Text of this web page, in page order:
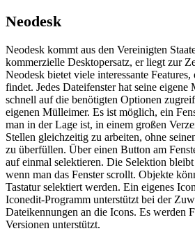
Neodesk
Neodesk kommt aus den Vereinigten
kommerzielle Desktopersatz, er liegt zur
Neodesk bietet viele interessante
findet. Jedes Dateifenster hat seine eigene
schnell auf die benötigten Optionen
eigenen Mülleimer. Es ist möglich, ein
man in der Lage ist, in einem großen
Stellen gleichzeitig zu arbeiten, ohne
zu überfüllen. Über einen Button am
auf einmal selektieren. Die Selektion
wenn man das Fenster scrollt. Objekte
Tastatur selektiert werden. Ein eigenes
Iconedit-Programm unterstützt bei der
Dateikennungen an die Icons. Es werden
Versionen unterstützt.